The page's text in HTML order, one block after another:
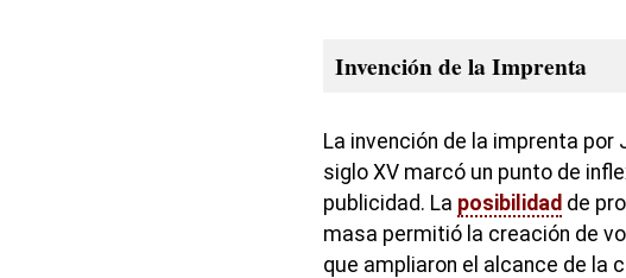
Invención de la Imprenta
La invención de la imprenta por
siglo XV marcó un punto de
publicidad. La posibilidad de
masa permitió la creación de
que ampliaron el alcance de la